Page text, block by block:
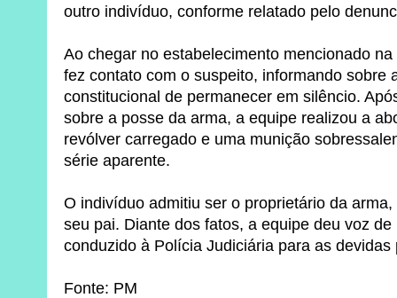
outro indivíduo, conforme relatado pelo
Ao chegar no estabelecimento mencionado
fez contato com o suspeito, informando sobre
constitucional de permanecer em silêncio.
sobre a posse da arma, a equipe realizou a
revólver carregado e uma munição
série aparente.
O indivíduo admitiu ser o proprietário da
seu pai. Diante dos fatos, a equipe deu voz
conduzido à Polícia Judiciária para as devidas
Fonte: PM